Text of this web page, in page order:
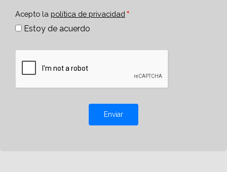
Acepto la política de privacidad
Estoy de acuerdo
Enviar